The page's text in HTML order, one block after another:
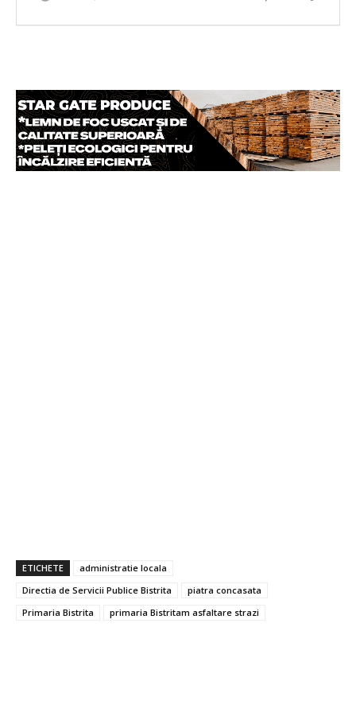
ETICHETE
administratie locala
Directia de Servicii Publice Bistrita
piatra concasata
Primaria Bistrita
primaria Bistritam asfaltare strazi